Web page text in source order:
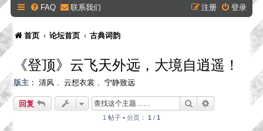
FAQ 联系我们 登录
注册
首页 论坛首页 古典词韵
《登顶》云飞天外远，大境自逍遥！
版主： 清风 ， 云想衣裳 ， 宁静致远
回复 搜索
1 帖子 • 分页： 1 / 1